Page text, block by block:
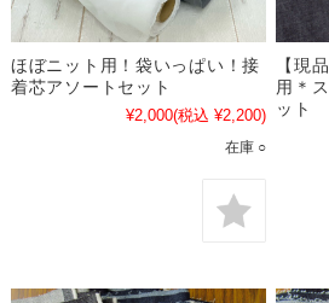
ほぼニット用！袋いっぱい！接
着芯アソートセット
¥2,000(税込 ¥2,200)
在庫 ○
【現
用＊
ット